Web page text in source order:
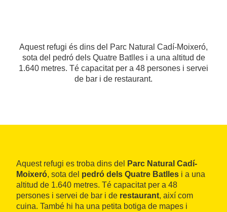
Aquest refugi és dins del Parc Natural Cadí-Moixeró,
sota del pedró dels Quatre Batlles i a una altitud de
1.640 metres. Té capacitat per a 48 persones i servei
de bar i de restaurant.
Aquest refugi es troba dins del
Parc Natural Cadí-
Moixeró, sota del pedró dels Quatre Batlles i a una
altitud de 1.640 metres. Té capacitat per a 48
persones i servei de bar i de restaurant, així com
cuina. També hi ha una petita botiga de mapes i